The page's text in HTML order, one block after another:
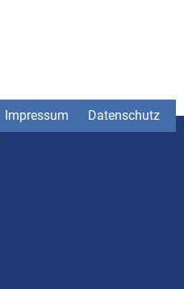
Impressum Datenschutz